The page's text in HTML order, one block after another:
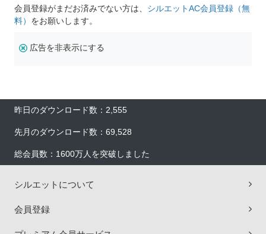
会員登録がまだお済みでない方は、 シルエットAC会員登録（無
料） をお願いします。
広告を非表示にする
昨日のダウンロード数：2,555
先月のダウンロード数：69,528
総会員数：1600万人を突破しました
シルエットについて
会員登録